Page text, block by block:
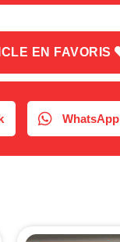
EN FAVORIS
WhatsApp